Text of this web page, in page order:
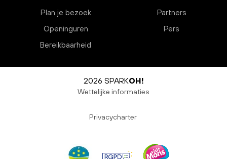
Plan je bezoek
Openinguren
Bereikbaarheid
Partners
Pers
2026 SPARKOH!
Wettelijke informaties
Privacycharter